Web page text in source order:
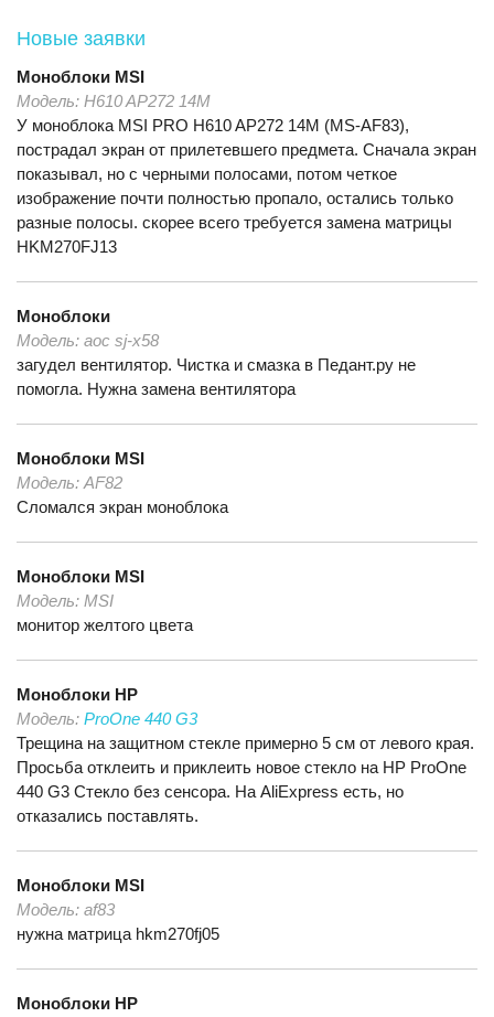
Новые заявки
Моноблоки MSI
Модель: H610 AP272 14M
У моноблока MSI PRO H610 AP272 14M (MS-AF83),
пострадал экран от прилетевшего предмета. Сначала экран
показывал, но с черными полосами, потом четкое
изображение почти полностью пропало, остались только
разные полосы. скорее всего требуется замена матрицы
HKM270FJ13
Моноблоки
Модель: aoc sj-x58
загудел вентилятор. Чистка и смазка в Педант.ру не
помогла. Нужна замена вентилятора
Моноблоки MSI
Модель: AF82
Сломался экран моноблока
Моноблоки MSI
Модель: MSI
монитор желтого цвета
Моноблоки HP
Модель: ProOne 440 G3
Трещина на защитном стекле примерно 5 см от левого края.
Просьба отклеить и приклеить новое стекло на HP ProOne
440 G3 Стекло без сенсора. На AliExpress есть, но
отказались поставлять.
Моноблоки MSI
Модель: af83
нужна матрица hkm270fj05
Моноблоки HP